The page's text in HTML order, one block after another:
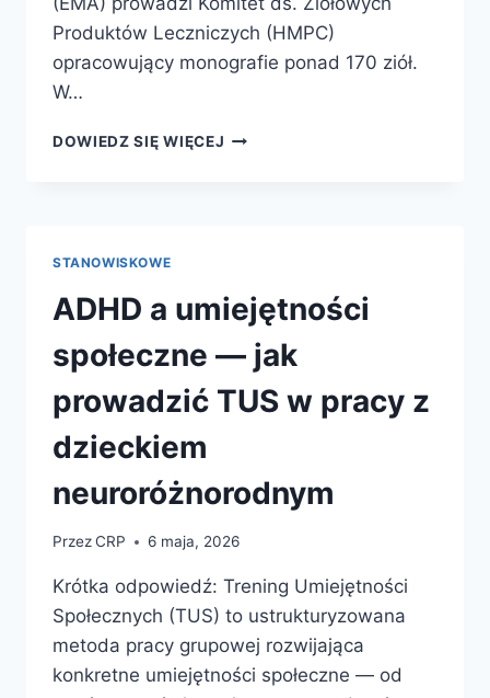
Produktów Leczniczych (HMPC)
opracowujący monografie ponad 170 ziół.
W…
DOWIEDZ SIĘ WIĘCEJ ZIOŁOLECZNICTWO
ZIÓŁ
W
TROSCE
ZDROWIE
STANOWISKOWE
ADHD a umiejętności
społeczne — jak
prowadzić TUS w pracy z
dzieckiem
neuroróżnorodnym
PrzezCRP 6 maja, 2026
Krótka odpowiedź: Trening Umiejętności
Społecznych (TUS) to ustrukturyzowana
metoda pracy grupowej rozwijająca
konkretne umiejętności społeczne — od